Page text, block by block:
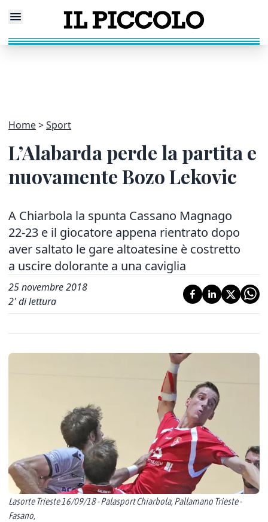
Home Sport
L’Alabarda perde la partita e
nuovamente Bozo Lekovic
A Chiarbola la spunta Cassano Magnago
22-23 e il giocatore appena rientrato dopo
aver saltato le gare altoatesine è costretto
a uscire dolorante a una caviglia
25 novembre 2018
2' di lettura
Lasorte Trieste 16/09/18 - Palasport Chiarbola, Pallamano Trieste -
Fasano,